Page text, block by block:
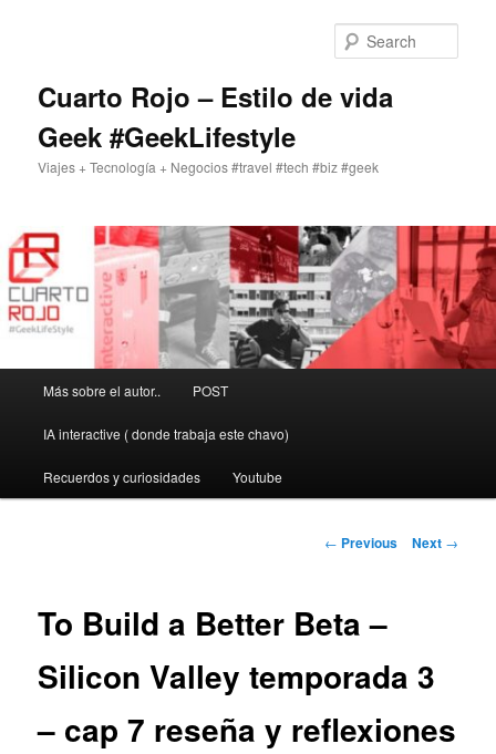
Cuarto Rojo – Estilo de vida
Geek #GeekLifestyle
Viajes + Tecnología + Negocios #travel #tech #biz #geek
Más sobre el autor.. POST
IA interactive ( donde trabaja este chavo)
Recuerdos y curiosidades Youtube
Post
← Previous Next →
To Build a Better Beta –
Silicon Valley temporada 3
– cap 7 reseña y reflexiones